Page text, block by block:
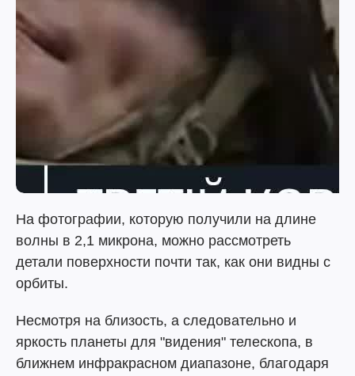
На фотографии, которую получили на длине
волны в 2,1 микрона, можно рассмотреть
детали поверхности почти так, как они видны с
орбиты.
Несмотря на близость, а следовательно и
яркость планеты для "видения" телескопа, в
ближнем инфракрасном диапазоне, благодаря